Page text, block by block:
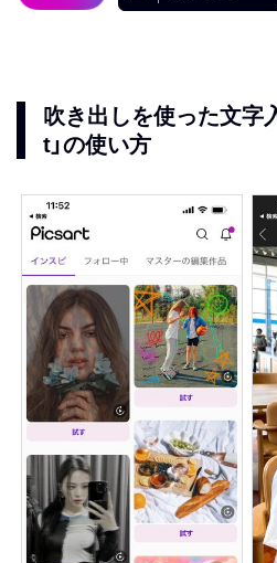
吹き出しを使った文字
t」の使い方